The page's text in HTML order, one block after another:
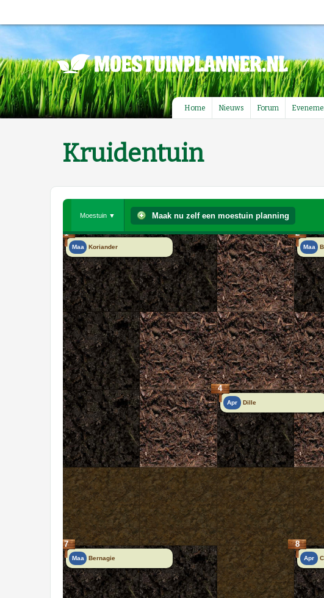
Home Nieuws Forum
Kruidentuin
Moestuin ▼
Maak nu zelf een moestuin planning
1
Maa Koriander
2
Maa
4
Apr Dille
7
Maa Bernagie
8
Apr